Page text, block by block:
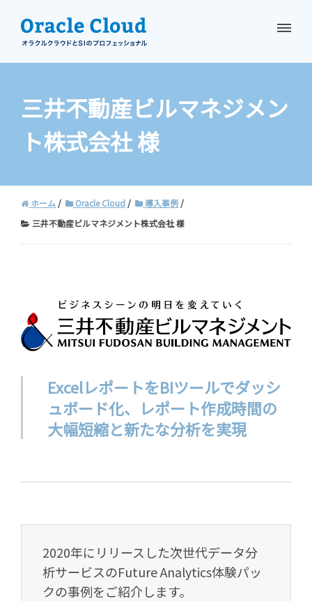
お問い合わせ
三井不動産ビルマネジメン
ト株式会社 様
ホーム Oracle Cloud
導入事例
三井不動産ビルマネジメント株式会社 様
ExcelレポートをBIツールでダッシ
ュボード化、 レポート作成時間の
大幅短縮と新たな分析を実現
2020年にリリースした次世代データ分
析サービスのFuture Analytics体験パッ
クの事例をご紹介します。